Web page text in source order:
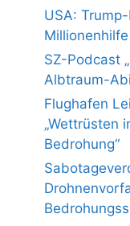
USA:
SZ-Podcast
Albtraum-Abi
Flughafen
„Wettrüsten
Bedrohung“